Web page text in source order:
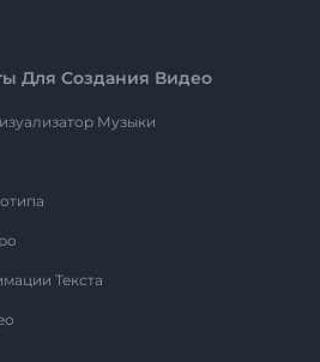
Для Создания Видео
Музыки
Текста